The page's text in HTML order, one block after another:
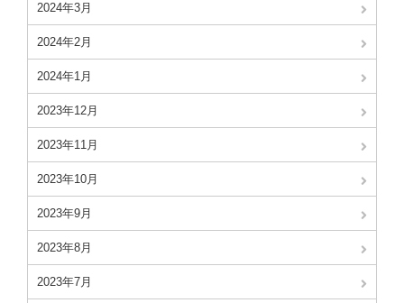
2024年3月
2024年2月
2024年1月
2023年12月
2023年11月
2023年10月
2023年9月
2023年8月
2023年7月